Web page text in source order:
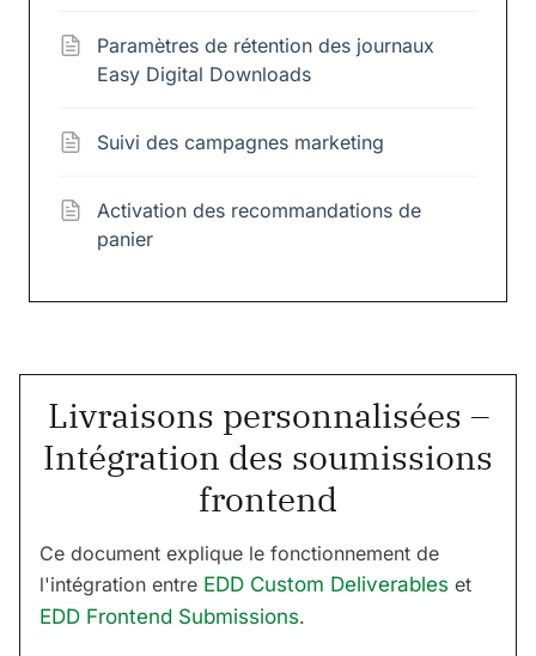
Paramètres de rétention des journaux
Easy Digital Downloads
Suivi des campagnes marketing
Activation des recommandations de
panier
Livraisons personnalisées –
Intégration des soumissions
frontend
Ce document explique le fonctionnement de
l'intégration entre EDD Custom Deliverables et
EDD Frontend Submissions.